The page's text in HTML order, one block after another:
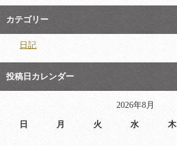
カテゴリー
日記
投稿日カレンダー
2026年8月
日 月 火 水 木